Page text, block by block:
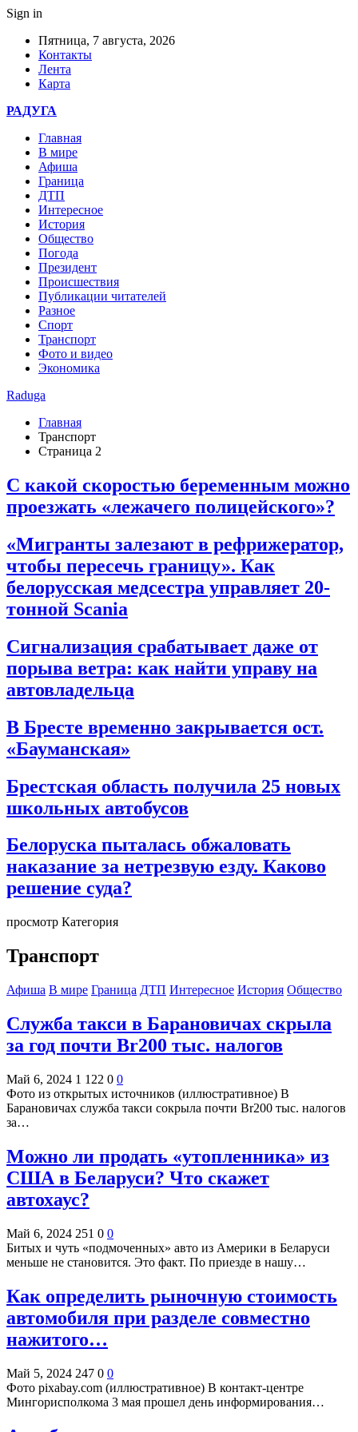
Sign in
Пятница, 7 августа, 2026
Контакты
Лента
Карта
РАДУГА
Главная
В мире
Афиша
Граница
ДТП
Интересное
История
Общество
Погода
Президент
Происшествия
Публикации читателей
Разное
Спорт
Транспорт
Фото и видео
Экономика
Raduga
Главная
Транспорт
Страница 2
С какой скоростью беременным можно
проезжать «лежачего полицейского»?
«Мигранты залезают в рефрижератор,
чтобы пересечь границу». Как
белорусская медсестра управляет 20-
тонной Scania
Сигнализация срабатывает даже от
порыва ветра: как найти управу на
автовладельца
В Бресте временно закрывается ост.
«Бауманская»
Брестская область получила 25 новых
школьных автобусов
Белоруска пыталась обжаловать
наказание за нетрезвую езду. Каково
решение суда?
просмотр Категория
Транспорт
Афиша В мире Граница ДТП Интересное История Общество
Служба такси в Барановичах скрыла
за год почти Br200 тыс. налогов
Май 6, 2024 1 122 0 0
Фото из открытых источников (иллюстративное) В
Барановичах служба такси сокрыла почти Br200 тыс. налогов
за…
Можно ли продать «утопленника» из
США в Беларуси? Что скажет
автохаус?
Май 6, 2024 251 0 0
Битых и чуть «подмоченных» авто из Америки в Беларуси
меньше не становится. Это факт. По приезде в нашу…
Как определить рыночную стоимость
автомобиля при разделе совместно
нажитого…
Май 5, 2024 247 0 0
Фото pixabay.com (иллюстративное) В контакт-центре
Мингорисполкома 3 мая прошел день информирования…